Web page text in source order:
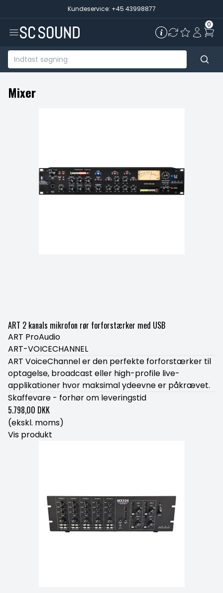
Kundeservice: +45 43998877
0
Mixer
ART 2 kanals mikrofon rør forforstærker med USB
ART ProAudio
ART-VOICECHANNEL
ART VoiceChannel er den perfekte forforstærker til
optagelse, broadcast eller high-profile live-
applikationer hvor maksimal ydeevne er påkrævet.
Skaffevare - forhør om leveringstid
5.798,00 DKK
(ekskl. moms)
Vis produkt